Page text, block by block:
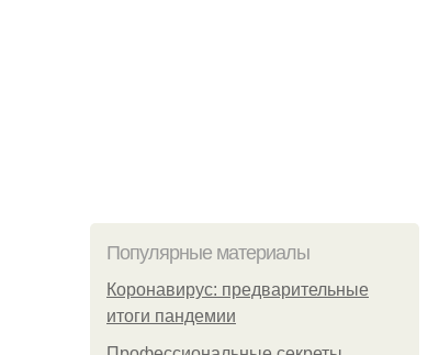
Популярные материалы
Коронавирус: предварительные
итоги пандемии